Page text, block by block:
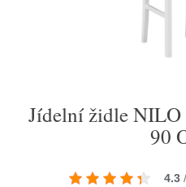
Jídelní židle
90
4.3 /